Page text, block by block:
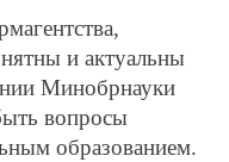
и актуальны
Минобрнауки
вопросы
образованием.